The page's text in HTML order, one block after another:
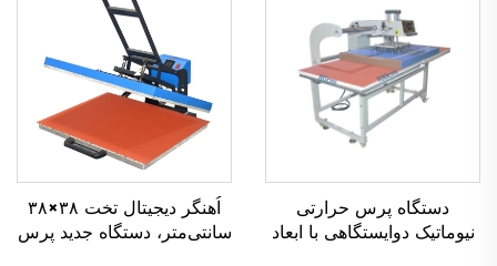
دستگاه پرس حرارتی
نیوماتیک دوایستگاهی با ابعاد
اُهنگر دیجیتال تخت ۳۸×۳۸
سانتی‌متر، دستگاه جدید پرس